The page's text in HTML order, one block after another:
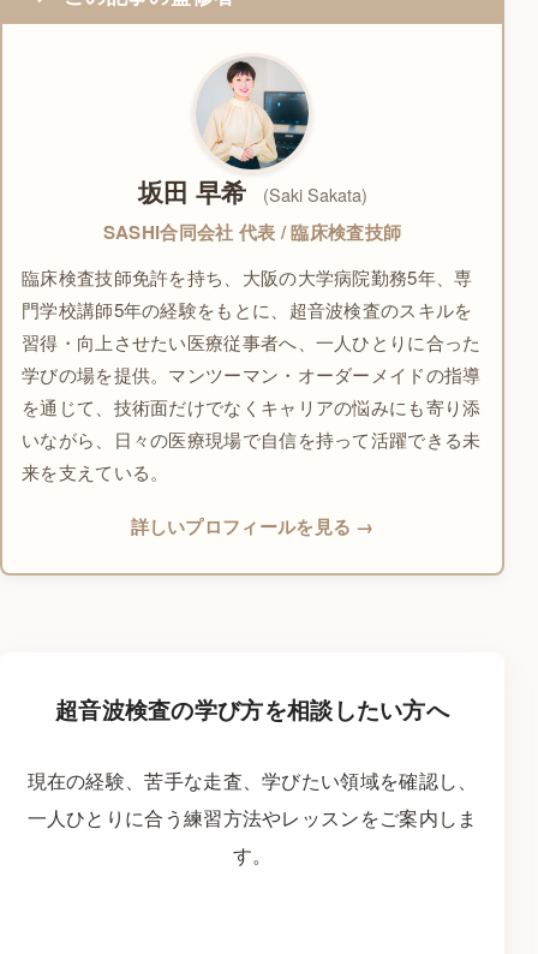
坂田 早希 (Saki Sakata)
SASHI合同会社 代表 / 臨床検査技師
臨床検査技師免許を持ち、大阪の大学病院勤務5年、専
門学校講師5年の経験をもとに、超音波検査のスキルを
習得・向上させたい医療従事者へ、一人ひとりに合った
学びの場を提供。マンツーマン・オーダーメイドの指導
を通じて、技術面だけでなくキャリアの悩みにも寄り添
いながら、日々の医療現場で自信を持って活躍できる未
来を支えている。
詳しいプロフィールを見る
超音波検査の学び方を相談したい方へ
現在の経験、苦手な走査、学びたい領域を確認し、
一人ひとりに合う練習方法やレッスンをご案内しま
す。